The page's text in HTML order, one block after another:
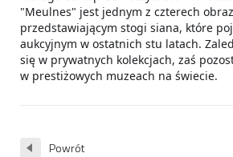
"Meulnes" jest jednym z czterech
przedstawiającym stogi siana, które
aukcyjnym w ostatnich stu latach.
się w prywatnych kolekcjach, zaś
w prestiżowych muzeach na świecie.
Powrót